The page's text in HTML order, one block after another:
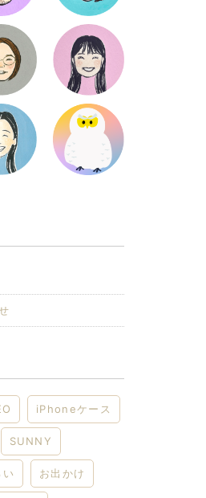
iPhoneケース
SUNNY
お出かけ